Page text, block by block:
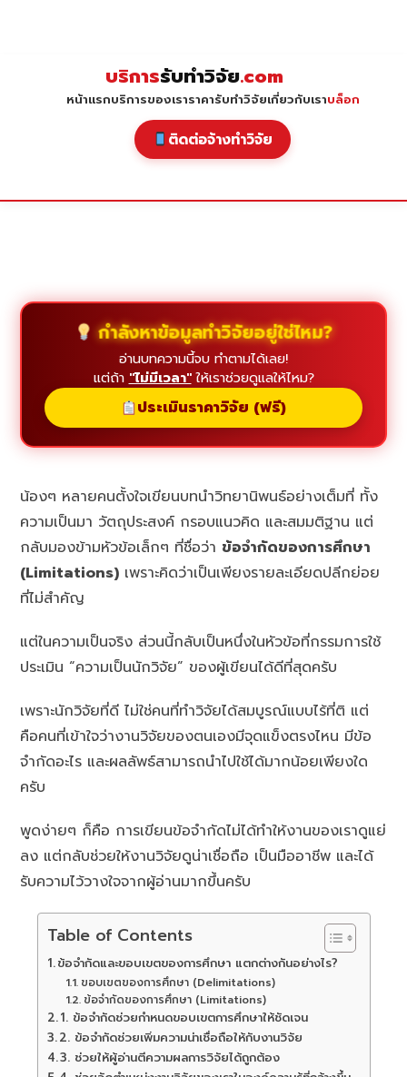
บริการรับทำวิจัย.com
หน้าแรกบริการของเราราคารับทำวิจัยเกี่ยวกับเราบล็อก
ติดต่อจ้างทำวิจัย
กำลังหาข้อมูลทำวิจัยอยู่ใช่ไหม?
อ่านบทความนี้จบ ทำตามได้เลย!
แต่ถ้า "ไม่มีเวลา"ให้เราช่วยดูแลให้ไหม?
ประเมินราคาวิจัย (ฟรี)
น้องๆ หลายคนตั้งใจเขียนบทนำวิทยานิพนธ์อย่างเต็มที่ ทั้ง
ความเป็นมา วัตถุประสงค์ กรอบแนวคิด และสมมติฐาน แต่
กลับมองข้ามหัวข้อเล็กๆ ที่ชื่อว่า ข้อจำกัดของการศึกษา
(Limitations) เพราะคิดว่าเป็นเพียงรายละเอียดปลีกย่อย
ที่ไม่สำคัญ
แต่ในความเป็นจริง ส่วนนี้กลับเป็นหนึ่งในหัวข้อที่กรรมการใช้
ประเมิน “ความเป็นนักวิจัย” ของผู้เขียนได้ดีที่สุดครับ
เพราะนักวิจัยที่ดี ไม่ใช่คนที่ทำวิจัยได้สมบูรณ์แบบไร้ที่ติ แต่
คือคนที่เข้าใจว่างานวิจัยของตนเองมีจุดแข็งตรงไหน มีข้อ
จำกัดอะไร และผลลัพธ์สามารถนำไปใช้ได้มากน้อยเพียงใด
ครับ
พูดง่ายๆ ก็คือ การเขียนข้อจำกัดไม่ได้ทำให้งานของเราดูแย่
ลง แต่กลับช่วยให้งานวิจัยดูน่าเชื่อถือ เป็นมืออาชีพ และได้
รับความไว้วางใจจากผู้อ่านมากขึ้นครับ
Table of Contents
ข้อจำกัดและขอบเขตของการศึกษา แตกต่างกันอย่างไร?
ขอบเขตของการศึกษา (Delimitations)
ข้อจำกัดของการศึกษา (Limitations)
1. ข้อจำกัดช่วยกำหนดขอบเขตการศึกษาให้ชัดเจน
2. ข้อจำกัดช่วยเพิ่มความน่าเชื่อถือให้กับงานวิจัย
3. ช่วยให้ผู้อ่านตีความผลการวิจัยได้ถูกต้อง